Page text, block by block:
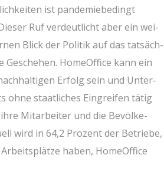
ist pan­de­mie­be­dingt
Ruf ver­deut­licht aber ein wei­
Blick der Poli­tik auf das tat­säch­
Home­Of­fice kann ein
Erfolg sein und Unter­
ohne staat­li­ches Ein­grei­fen tätig
Mit­ar­bei­ter und die Bevöl­ke­
wird in 64,2 Pro­zent der Betrie­be,
haben, Home­Of­fice